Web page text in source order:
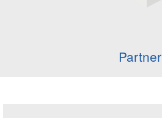
Partner